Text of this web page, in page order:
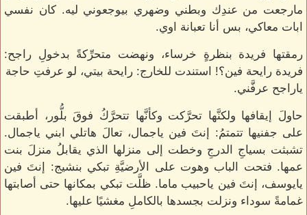
مارجعت من عندِك وبطني وضهري بيوجعوني ليه. كان نفسي
ابات معاكي، بس أنا تعبانة اوي.
رمقتها فريدة بنظرةٍ خرساء، ونهضت متحرِّكةً بدخولِ راجح:
فريدة رايحة فين؟! استندت للخارج: رايحة بيتي، لو عرفتِ حاجة
ياراجح عرفَّني.
حاولَ إيقافها ولكنَّها تحرَّكت وكأنَّها تتحرَّكُ فوقَ بلُّور، أطبقت
على جفنيها تتمتمُ: إنتَ فين ياجمال، تعالَ هاتلي ابني ياجمال.
تشبثت بسياجِ الدرجِ وخطت إلى منزلها الذي يقابلُ منزلَ بنت
عمها. فتحت الباب وهوت على الأرضيَّةِ تبكي بنشيج: إنتَ فين
يايوسف، إنتَ فين ياحبيب ماما. ظلَّت تبكي بمكانها حتى أصابتها
غمامةً سوداء ونزلت بجسدها بالكاملِ مغشيًا عليها.